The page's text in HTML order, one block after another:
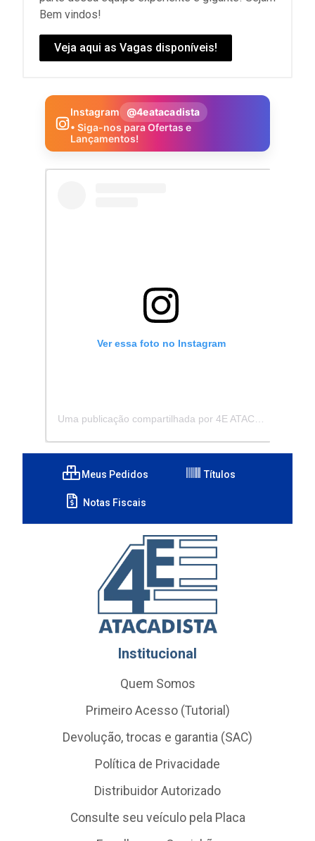
Bem vindos!
Veja aqui as Vagas disponíveis!
Instagram
@4eatacadista
• Siga-nos para Ofertas e
Lançamentos!
Ver essa foto no Instagram
Meus Pedidos Títulos
Notas Fiscais
Institucional
Quem Somos
Primeiro Acesso (Tutorial)
Devolução, trocas e garantia (SAC)
Política de Privacidade
Distribuidor Autorizado
Consulte seu veículo pela Placa